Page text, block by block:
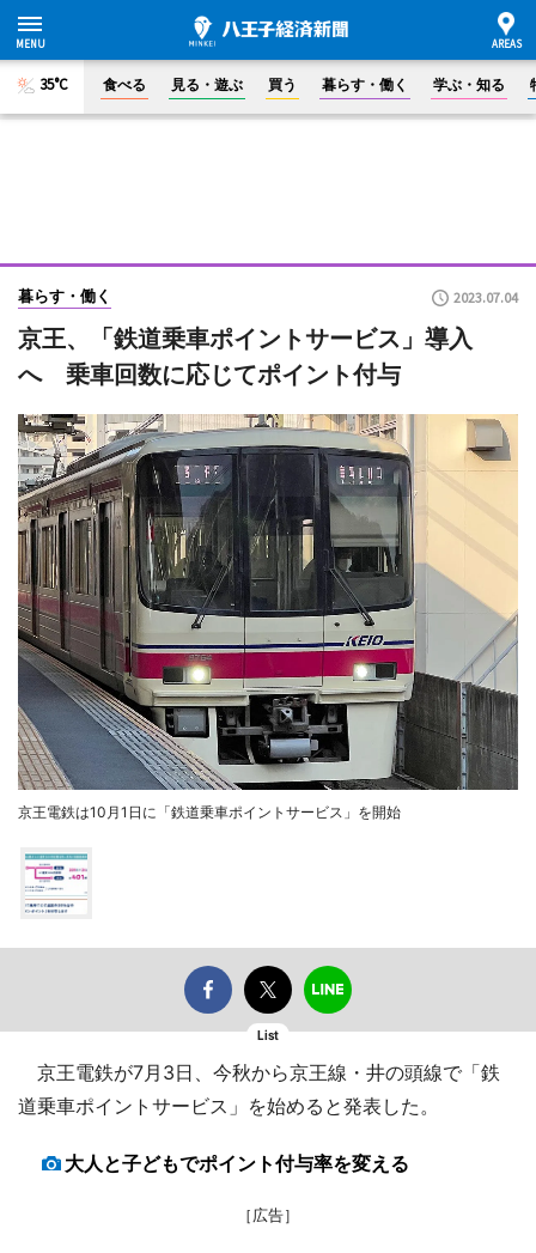
35°C 食べる 見る・遊ぶ 買う 暮らす・働く 学ぶ・知る
暮らす・働く 2023.07.04
京王、「鉄道乗車ポイントサービス」導入
へ 乗車回数に応じてポイント付与
京王電鉄は10月1日に「鉄道乗車ポイントサービス」を開始
List
京王電鉄が7月3日、今秋から京王線・井の頭線で「鉄
道乗車ポイントサービス」を始めると発表した。
大人と子どもでポイント付与率を変える
［広告］